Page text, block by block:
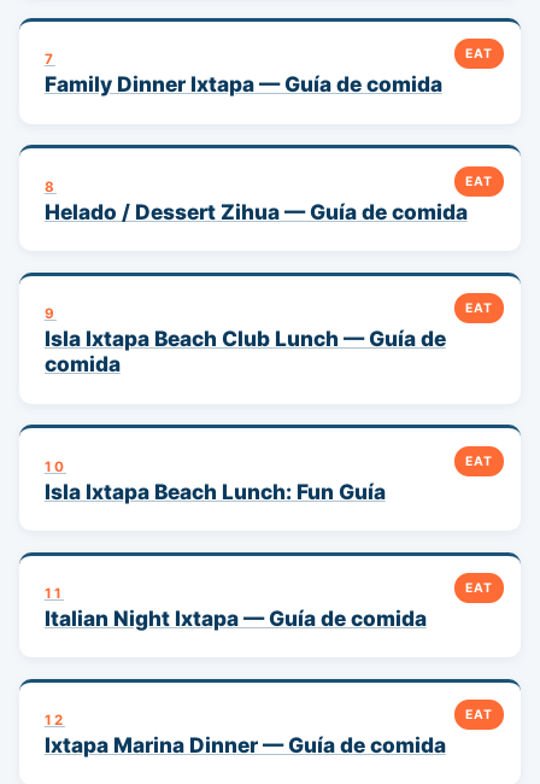
EAT
7
Family Dinner Ixtapa — Guía de comida
EAT
8
Helado / Dessert Zihua — Guía de comida
EAT
9
Isla Ixtapa Beach Club Lunch — Guía de
comida
EAT
10
Isla Ixtapa Beach Lunch: Fun Guía
EAT
11
Italian Night Ixtapa — Guía de comida
EAT
12
Ixtapa Marina Dinner — Guía de comida